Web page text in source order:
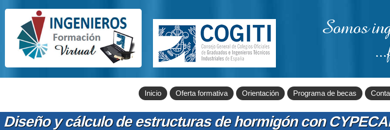
Somos
Inicio Oferta formativa Orientación Programa de becas
Diseño y cálculo de estructuras de hormigón con